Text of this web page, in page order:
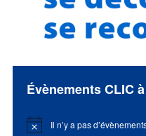
Évènements CLIC
Notice Il n’y a pas